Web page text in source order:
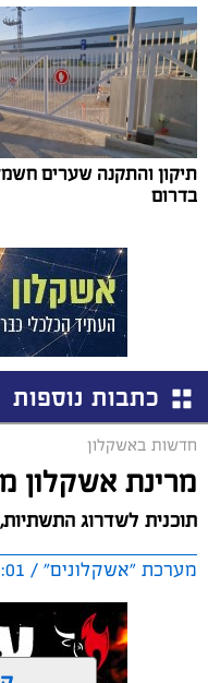
תיקון והתקנה שערים
בדרום
כתבות נוספות
חדשות באשקלון
מרינת אשקלון
תוכנית לשדרוג
מערכת "אשקלונים" / 09:01 04.08.26